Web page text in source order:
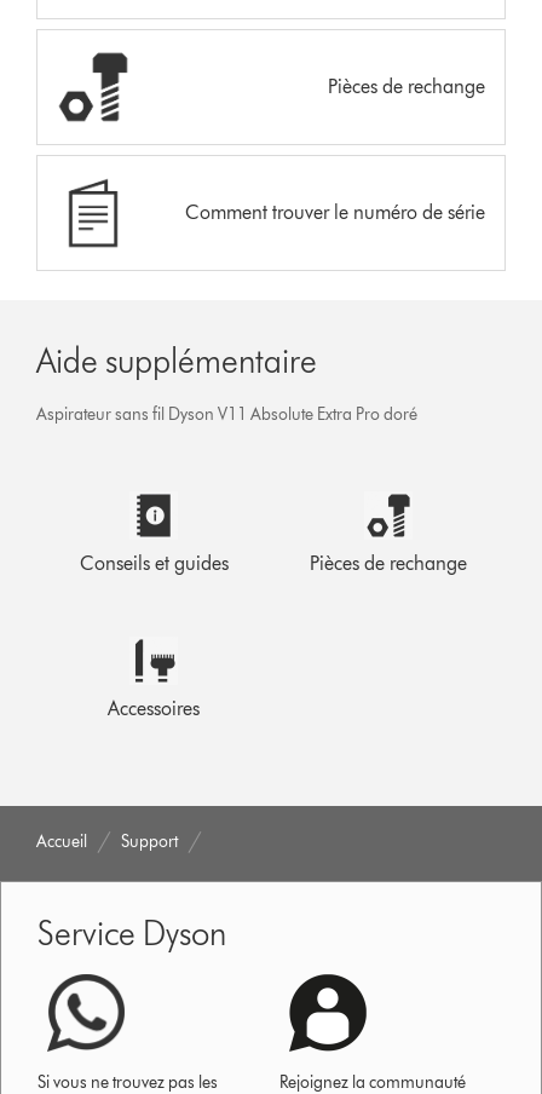
Pièces de rechange
Comment trouver le numéro de série
Aide supplémentaire
Aspirateur sans fil Dyson V11 Absolute Extra Pro doré
Conseils et guides Pièces de rechange
Accessoires
Accueil Support
Service Dyson
Si vous ne trouvez pas les
Rejoignez la communauté